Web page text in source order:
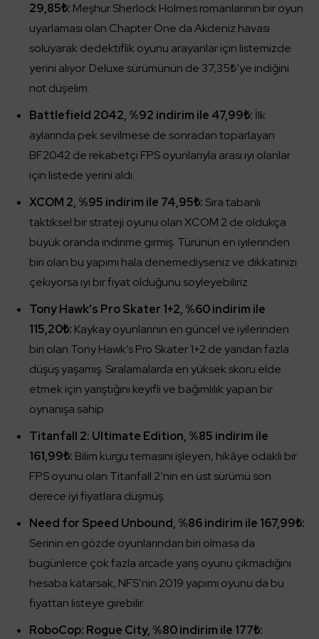
29,85₺: Meşhur Sherlock Holmes romanlarının bir oyun
uyarlaması olan Chapter One da Akdeniz havası
soluyarak dedektiflik oyunu arayanlar için listemizde
yerini alıyor. Deluxe sürümünün de 37,35₺’ye indiğini
not düşelim.
Battlefield 2042, %92 indirim ile 47,99₺: İlk
aylarında pek sevilmese de sonradan toparlayan
BF2042 de rekabetçi FPS oyunlarıyla arası iyi olanlar
için listede yerini aldı.
XCOM 2, %95 indirim ile 74,95₺: Sıra tabanlı
taktiksel bir strateji oyunu olan XCOM 2 de oldukça
büyük oranda indirime girmiş. Türünün en iyilerinden
biri olan bu yapımı hala denemediyseniz ve dikkatinizi
çekiyorsa iyi bir fiyat olduğunu söyleyebiliriz.
Tony Hawk’s Pro Skater 1+2, %60 indirim ile
115,20₺: Kaykay oyunlarının en güncel ve iyilerinden
biri olan Tony Hawk’s Pro Skater 1+2 de yarıdan fazla
düşüş yaşamış. Sıralamalarda en yüksek skoru elde
etmek için yarıştığını keyifli ve bağımlılık yapan bir
oynanışa sahip.
Titanfall 2: Ultimate Edition, %85 indirim ile
161,99₺: Bilim kurgu temasını işleyen, hikâye odaklı bir
FPS oyunu olan Titanfall 2’nin en üst sürümü son
derece iyi fiyatlara düşmüş.
Need for Speed Unbound, %86 indirim ile 167,99₺:
Serinin en gözde oyunlarından biri olmasa da
bugünlerce çok fazla arcade yarış oyunu çıkmadığını
hesaba katarsak, NFS’nin 2019 yapımı oyunu da bu
fiyattan listeye girebilir.
RoboCop: Rogue City, %80 indirim ile 177₺: